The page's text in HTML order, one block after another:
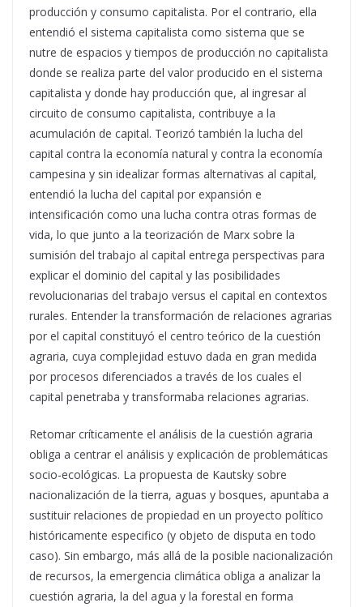
producción y consumo capitalista. Por el contrario, ella
entendió el sistema capitalista como sistema que se
nutre de espacios y tiempos de producción no capitalista
donde se realiza parte del valor producido en el sistema
capitalista y donde hay producción que, al ingresar al
circuito de consumo capitalista, contribuye a la
acumulación de capital. Teorizó también la lucha del
capital contra la economía natural y contra la economía
campesina y sin idealizar formas alternativas al capital,
entendió la lucha del capital por expansión e
intensificación como una lucha contra otras formas de
vida, lo que junto a la teorización de Marx sobre la
sumisión del trabajo al capital entrega perspectivas para
explicar el dominio del capital y las posibilidades
revolucionarias del trabajo versus el capital en contextos
rurales. Entender la transformación de relaciones agrarias
por el capital constituyó el centro teórico de la cuestión
agraria, cuya complejidad estuvo dada en gran medida
por procesos diferenciados a través de los cuales el
capital penetraba y transformaba relaciones agrarias.
Retomar críticamente el análisis de la cuestión agraria
obliga a centrar el análisis y explicación de problemáticas
socio-ecológicas. La propuesta de Kautsky sobre
nacionalización de la tierra, aguas y bosques, apuntaba a
sustituir relaciones de propiedad en un proyecto político
históricamente especifico (y objeto de disputa en todo
caso). Sin embargo, más allá de la posible nacionalización
de recursos, la emergencia climática obliga a analizar la
cuestión agraria, la del agua y la forestal en forma